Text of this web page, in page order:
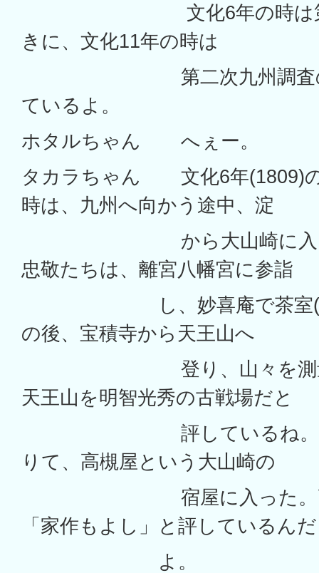
文化6年の時は第一
きに、文化11年の時は
第二次九州調査の帰
ているよ。
ホタルちゃん へぇー
タカラちゃん 文化6年(1809)
時は、九州へ向かう途中、淀
から大山崎に入って
忠敬たちは、離宮八幡宮に参詣
し、妙喜庵で茶室(待
の後、宝積寺から天王山へ
登り、山々を測量し
天王山を明智光秀の古戦場だと
評しているね。午後2
りて、高槻屋という大山崎の
宿屋に入った。高槻
「家作もよし」と評しているんだ
よ。